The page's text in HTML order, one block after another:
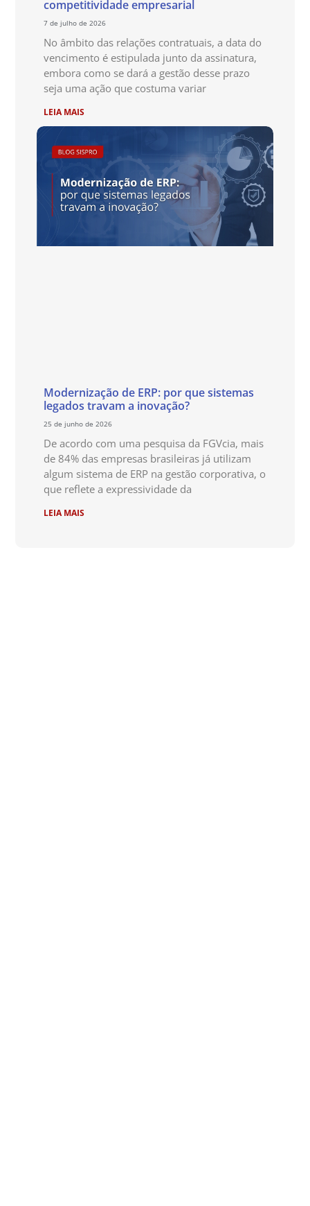
competitividade empresarial
7 de julho de 2026
No âmbito das relações contratuais, a data do
vencimento é estipulada junto da assinatura,
embora como se dará a gestão desse prazo
seja uma ação que costuma variar
LEIA MAIS
Modernização de ERP: por que sistemas
legados travam a inovação?
25 de junho de 2026
De acordo com uma pesquisa da FGVcia, mais
de 84% das empresas brasileiras já utilizam
algum sistema de ERP na gestão corporativa, o
que reflete a expressividade da
LEIA MAIS